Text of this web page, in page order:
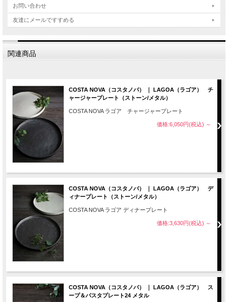
お問い合わせ
友達にメールですすめる
関連商品
COSTA NOVA（コスタノバ） ｜ LAGOA（ラゴア） チ
ャージャープレート（ストーン/メタル）
COSTA NOVA ラゴア チャージャープレート
価格:6,050円(税込) ～
COSTA NOVA（コスタノバ） ｜ LAGOA（ラゴア） デ
ィナープレート（ストーン/メタル）
COSTA NOVA ラゴア ディナープレート
価格:3,630円(税込) ～
COSTA NOVA（コスタノバ） ｜ LAGOA（ラゴア） ス
ープ＆パスタプレート24 メタル